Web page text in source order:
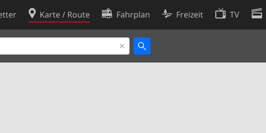
Karte / Route Fahrplan Freizeit TV
Cookie-Richtlinie
Cookie-Einstellungen